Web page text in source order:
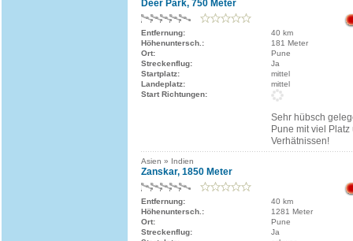
Deer Park, 750 Meter
Entfernung:
40 km
Höhenuntersch.:
181 Meter
Ort:
Pune
Streckenflug:
Ja
Startplatz:
mittel
Landeplatz:
mittel
Start Richtungen:
Sehr hübsch
Pune mit viel
Verhätnissen!
Asien » Indien
Zanskar, 1850 Meter
Entfernung:
40 km
Höhenuntersch.:
1281 Meter
Ort:
Pune
Streckenflug:
Ja